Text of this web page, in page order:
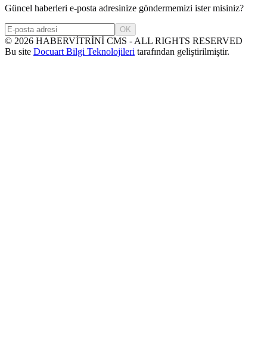
Güncel haberleri e-posta adresinize göndermemizi ister misiniz?
OK
© 2026 HABERVİTRİNİ CMS - ALL RIGHTS RESERVED
Bu site Docuart Bilgi Teknolojileri tarafından geliştirilmiştir.